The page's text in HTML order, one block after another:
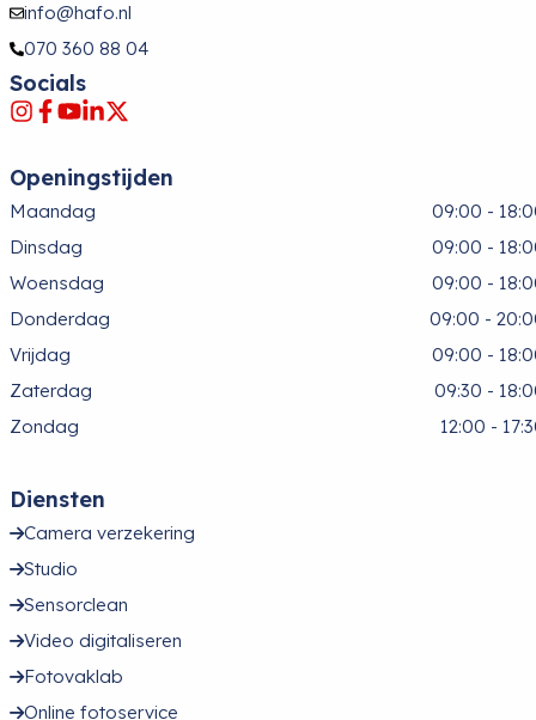
info@hafo.nl
070 360 88 04
Socials
Openingstijden
Maandag
09:00 -
Dinsdag
09:00 -
Woensdag
09:00 -
Donderdag
09:00 -
Vrijdag
09:00 -
Zaterdag
09:30 -
Zondag
12:00 -
Diensten
Camera verzekering
Studio
Sensorclean
Video digitaliseren
Fotovaklab
Online fotoservice